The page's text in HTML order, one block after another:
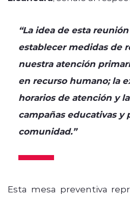
“La idea de esta
establecer medidas de
nuestra atención
en recurso humano; la
horarios de atención y
campañas educativas y
comunidad.”
Esta mesa preventiva